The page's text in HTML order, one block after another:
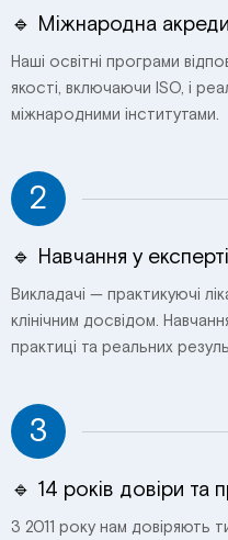
🔹 Міжнародна
Наші освітні програми
якості, включаючи ISO, і
міжнародними інститутами.
2
🔹 Навчання у
Викладачі — практикуючі
клінічним досвідом.
практиці та реальних
3
🔹 14 років довіри та
З 2011 року нам довіряють